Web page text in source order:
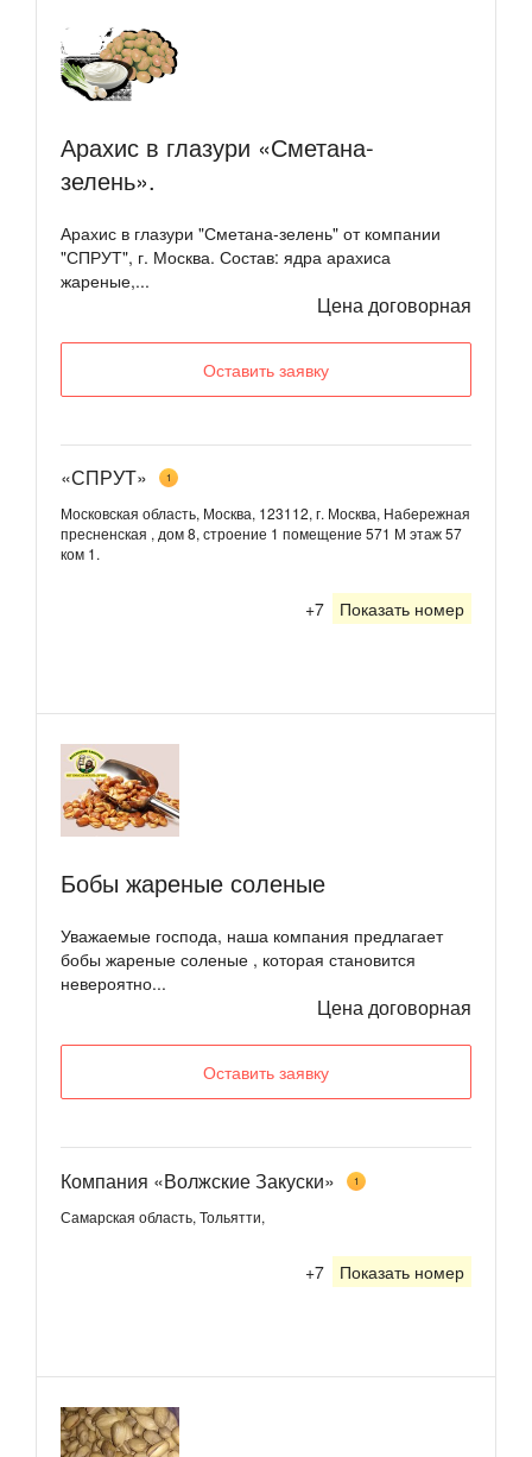
Арахис в глазури «Сметана-
зелень».
Арахис в глазури "Сметана-зелень" от компании
"СПРУТ", г. Москва. Состав: ядра арахиса
жареные,...
Цена договорная
Оставить заявку
«СПРУТ» 1
Московская область, Москва, 123112, г. Москва, Набережная
пресненская , дом 8, строение 1 помещение 571 М этаж 57
ком 1.
+7 Показать номер
Бобы жареные соленые
Уважаемые господа, наша компания предлагает
бобы жареные соленые , которая становится
невероятно...
Цена договорная
Оставить заявку
Компания «Волжские Закуски» 1
Самарская область, Тольятти,
+7 Показать номер